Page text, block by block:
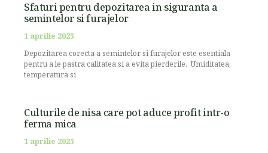
Sfaturi pentru depozitarea in siguranta a
semintelor si furajelor
1 aprilie 2025
Depozitarea corecta a semintelor si furajelor este esentiala
pentru a le pastra calitatea si a evita pierderile. Umiditatea,
temperatura si
Culturile de nisa care pot aduce profit intr-o
ferma mica
1 aprilie 2025